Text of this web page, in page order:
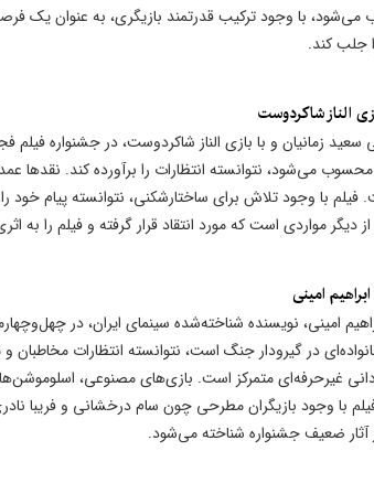
با وجود ترکیب قدرتمند بازیگری، به عنوان یک
جلب کند.
الناز شاکردوست
سعید زمانیان و با بازی الناز شاکردوست، در جشنواره
محسوب می‌شود، نتوانسته انتظارات را برآورده کند.
با وجود تلاش برای ساختارشکنی، نتوانسته پیام
از دیگر مواردی است که مورد انتقاد قرار گرفته و فیلم را
امینی
امینی، نویسنده شناخته‌شده سینمای ایران، در
در گیرودار جنگ است، نتوانسته انتظارات مخاطبان
غیرحرفه‌ای متمرکز است. بازی‌های مصنوعی،
با وجود بازیگران مطرحی چون سام درخشانی و فریبا
آثار ضعیف جشنواره شناخته می‌شود.